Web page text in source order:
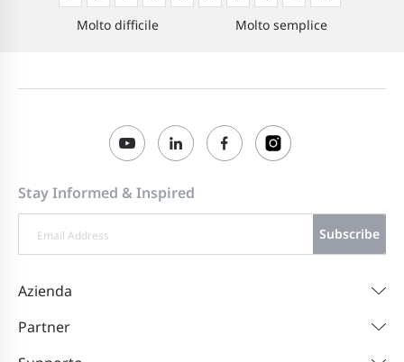
Molto difficile
Molto semplice
Stay Informed & Inspired
Subscribe
Azienda
Partner